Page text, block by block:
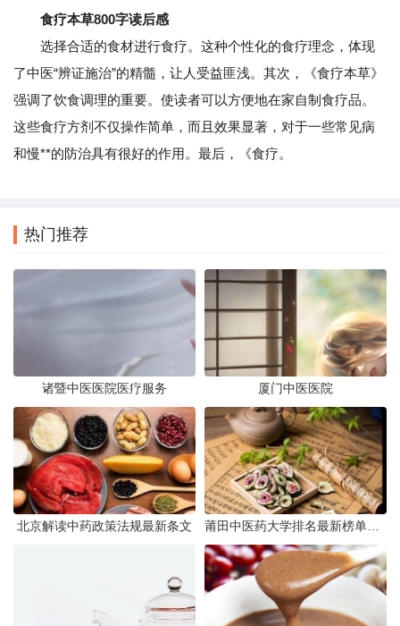
食疗本草800字读后感
选择合适的食材进行食疗。这种个性化的食疗理念，体现
了中医“辨证施治”的精髓，让人受益匪浅。其次，《食疗本草》
强调了饮食调理的重要。使读者可以方便地在家自制食疗品。
这些食疗方剂不仅操作简单，而且效果显著，对于一些常见病
和慢**的防治具有很好的作用。最后，《食疗。
热门推荐
诸暨中医医院医疗服务 厦门中医医院
北京解读中药政策法规最新条文